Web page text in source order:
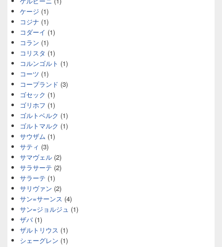
ケージ (1)
コジナ (1)
コダーイ (1)
コラン (1)
コリスタ (1)
コルンゴルト (1)
コーツ (1)
コープランド (3)
ゴセック (1)
ゴリホフ (1)
ゴルトベルク (1)
ゴルトマルク (1)
サウザム (1)
サティ (3)
サマヴェル (2)
サラサーテ (2)
サラーテ (1)
サリヴァン (2)
サン=サーンス (4)
サン=ジョルジュ (1)
ザバ(1)
ザルトリウス (1)
シェーグレン (1)